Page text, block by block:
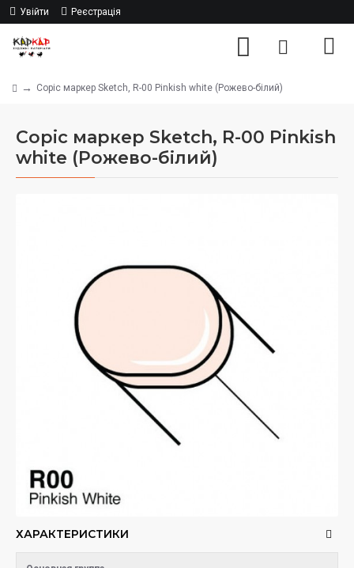
Увійти Реєстрація
Copic маркер Sketch, R-00 Pinkish white (Рожево-білий)
Copic маркер Sketch, R-00 Pinkish
white (Рожево-білий)
ХАРАКТЕРИСТИКИ